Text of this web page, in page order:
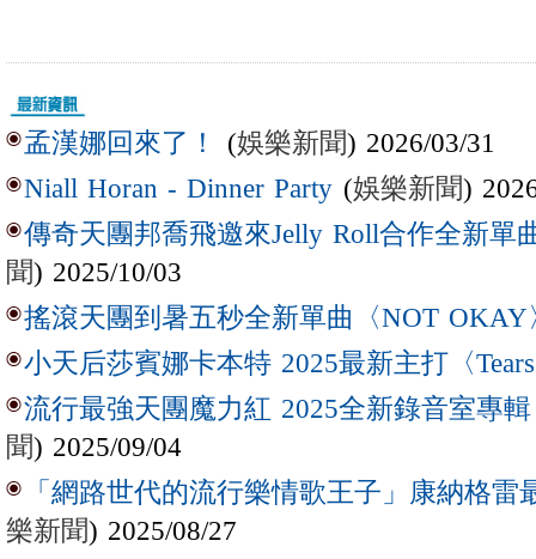
孟漢娜回來了！ (娛樂新聞) 2026/03/31
Niall Horan - Dinner Party (娛樂新聞)
傳奇天團邦喬飛邀來Jelly Roll合作全新單
聞) 2025/10/03
搖滾天團到暑五秒全新單曲〈NOT OKAY
小天后莎賓娜卡本特 2025最新主打〈
流行最強天團魔力紅 2025全新錄音室專
聞) 2025/09/04
「網路世代的流行樂情歌王子」康納格雷
樂新聞) 2025/08/27